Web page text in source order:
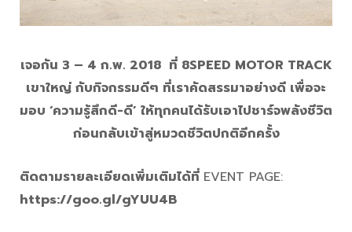
เจอกัน 3 – 4 ก.พ. 2018 ที่ 8SPEED MOTOR TRACK
เขาใหญ่ กับกิจกรรมดีๆ ที่เราคัดสรรมาอย่างดี เพื่อจะ
มอบ ‘ความรู้สึกดี-ดี’ ให้ทุกคนได้รับเอาไปชาร์จพลังชีวิต
ก่อนกลับเข้าสู่หมวดชีวิตปกติอีกครั้ง
ติดตามรายละเอียดเพิ่มเติมได้ที่ EVENT PAGE:
https://goo.gl/gYUU4B